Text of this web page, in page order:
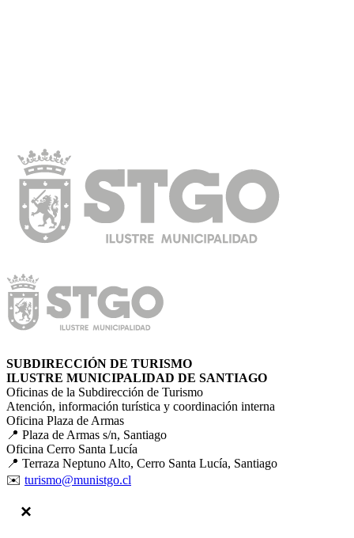
SUBDIRECCIÓN DE TURISMO
ILUSTRE MUNICIPALIDAD DE SANTIAGO
Oficinas de la Subdirección de Turismo
Atención, información turística y coordinación interna
Oficina Plaza de Armas
📍 Plaza de Armas s/n, Santiago
Oficina Cerro Santa Lucía
📍 Terraza Neptuno Alto, Cerro Santa Lucía, Santiago
✉️ turismo@munistgo.cl